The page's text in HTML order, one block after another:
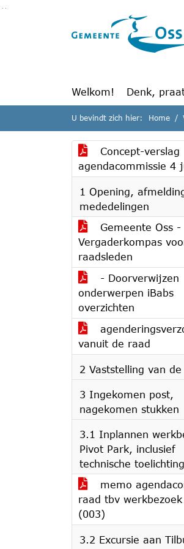
Ga naar de inhoud van deze pagina
Welkom! Denk,
U bevindt zich hier: Home
Concept-verslag
agendacommissie 4
1 Opening,
mededelingen
Gemeente Oss -
Vergaderkompas
raadsleden
- Doorverwijzen
onderwerpen iBabs
overzichten
vanuit de raad
2 Vaststelling van
3 Ingekomen post,
nagekomen stukken
3.1 Inplannen
Pivot Park, inclusief
technische toelichting
memo
raad tbv werkbezoek
(003)
3.2 Excursie aan